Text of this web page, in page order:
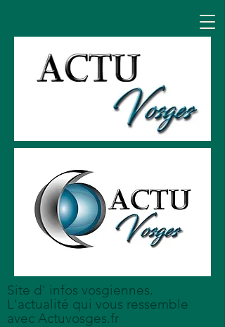
Site d' infos vosgiennes.
L'actualité qui vous ressemble
avec Actuvosges.fr